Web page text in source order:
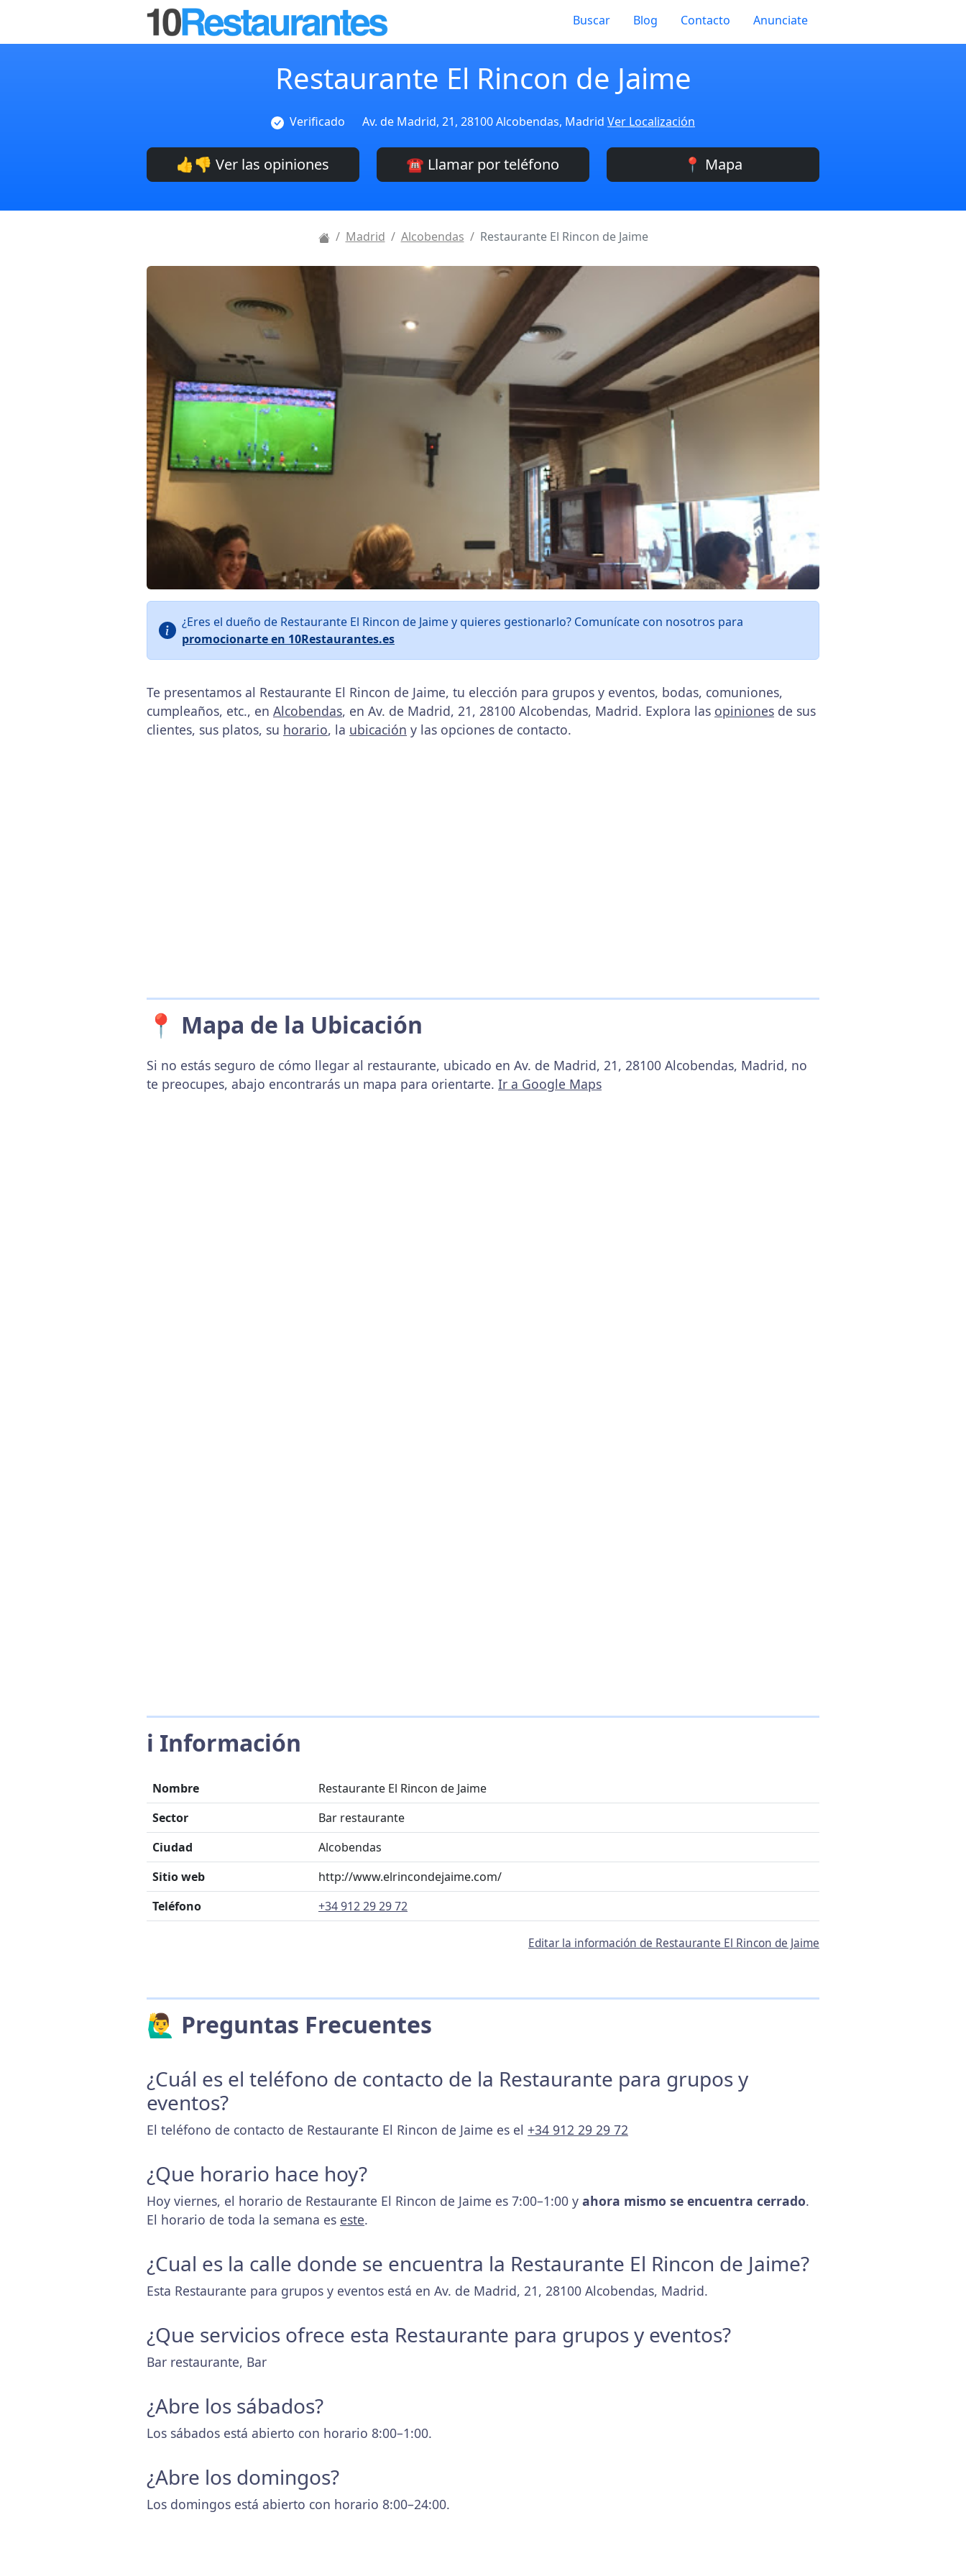
Buscar Blog Contacto Anunciate
Restaurante El Rincon de Jaime
Verificado Av. de Madrid, 21, 28100 Alcobendas, Madrid Ver Localización
👍👎 Ver las opiniones ☎️ Llamar por teléfono 📍 Mapa
Madrid Alcobendas Restaurante El Rincon de Jaime
¿Eres el dueño de Restaurante El Rincon de Jaime y quieres gestionarlo? Comunícate con nosotros para
promocionarte en 10Restaurantes.es
Te presentamos al Restaurante El Rincon de Jaime, tu elección para grupos y eventos, bodas, comuniones,
cumpleaños, etc., en Alcobendas, en Av. de Madrid, 21, 28100 Alcobendas, Madrid. Explora las opiniones de sus
clientes, sus platos, su horario, la ubicación y las opciones de contacto.
📍 Mapa de la Ubicación
Si no estás seguro de cómo llegar al restaurante, ubicado en Av. de Madrid, 21, 28100 Alcobendas, Madrid, no
te preocupes, abajo encontrarás un mapa para orientarte. Ir a Google Maps
ℹ️ Información
Nombre
Restaurante El Rincon de Jaime
Sector
Bar restaurante
Ciudad
Alcobendas
Sitio web
http://www.elrincondejaime.com/
Teléfono
+34 912 29 29 72
Editar la información de Restaurante El Rincon de Jaime
🙋‍♂️ Preguntas Frecuentes
¿Cuál es el teléfono de contacto de la Restaurante para grupos y
eventos?
El teléfono de contacto de Restaurante El Rincon de Jaime es el +34 912 29 29 72
¿Que horario hace hoy?
Hoy viernes, el horario de Restaurante El Rincon de Jaime es 7:00–1:00 y ahora mismo se encuentra cerrado.
El horario de toda la semana es este.
¿Cual es la calle donde se encuentra la Restaurante El Rincon de Jaime?
Esta Restaurante para grupos y eventos está en Av. de Madrid, 21, 28100 Alcobendas, Madrid.
¿Que servicios ofrece esta Restaurante para grupos y eventos?
Bar restaurante, Bar
¿Abre los sábados?
Los sábados está abierto con horario 8:00–1:00.
¿Abre los domingos?
Los domingos está abierto con horario 8:00–24:00.